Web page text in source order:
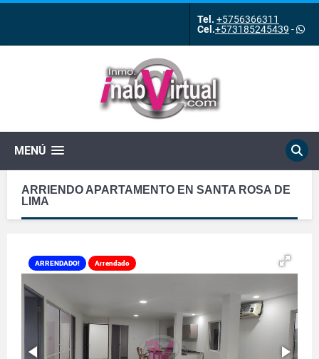
Tel. +5756366311
Cel.+573185245439 -
MENÚ
ARRIENDO APARTAMENTO EN SANTA ROSA DE
LIMA
ARRENDADO! Arrendado